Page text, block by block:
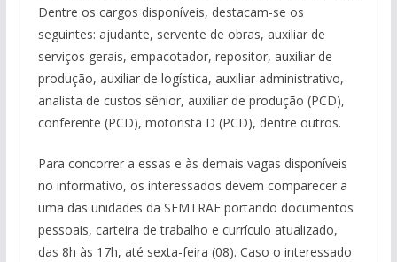
Dentre os cargos disponíveis, destacam-se os
seguintes: ajudante, servente de obras, auxiliar de
serviços gerais, empacotador, repositor, auxiliar de
produção, auxiliar de logística, auxiliar administrativo,
analista de custos sênior, auxiliar de produção (PCD),
conferente (PCD), motorista D (PCD), dentre outros.
Para concorrer a essas e às demais vagas disponíveis
no informativo, os interessados devem comparecer a
uma das unidades da SEMTRAE portando documentos
pessoais, carteira de trabalho e currículo atualizado,
das 8h às 17h, até sexta-feira (08). Caso o interessado